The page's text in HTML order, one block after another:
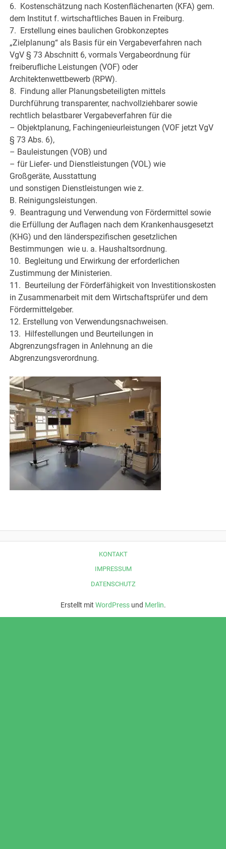
6. Kostenschätzung nach Kostenflächenarten (KFA) gem.
dem Institut f. wirtschaftliches Bauen in Freiburg.
7. Erstellung eines baulichen Grobkonzeptes
„Zielplanung“ als Basis für ein Vergabeverfahren nach
VgV § 73 Abschnitt 6, vormals Vergabeordnung für
freiberufliche Leistungen (VOF) oder
Architektenwettbewerb (RPW).
8. Findung aller Planungsbeteiligten mittels
Durchführung transparenter, nachvollziehbarer sowie
rechtlich belastbarer Vergabeverfahren für die
– Objektplanung, Fachingenieurleistungen (VOF jetzt VgV
§ 73 Abs. 6),
– Bauleistungen (VOB) und
– für Liefer- und Dienstleistungen (VOL) wie
Großgeräte, Ausstattung
und sonstigen Dienstleistungen wie z.
B. Reinigungsleistungen.
9. Beantragung und Verwendung von Fördermittel sowie
die Erfüllung der Auflagen nach dem Krankenhausgesetzt
(KHG) und den länderspezifischen gesetzlichen
Bestimmungen wie u. a. Haushaltsordnung.
10. Begleitung und Erwirkung der erforderlichen
Zustimmung der Ministerien.
11. Beurteilung der Förderfähigkeit von Investitionskosten
in Zusammenarbeit mit dem Wirtschaftsprüfer und dem
Fördermittelgeber.
12. Erstellung von Verwendungsnachweisen.
13. Hilfestellungen und Beurteilungen in
Abgrenzungsfragen in Anlehnung an die
Abgrenzungsverordnung.
KONTAKT
IMPRESSUM
DATENSCHUTZ
Erstellt mit WordPressund Merlin.